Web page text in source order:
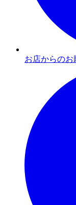
お店からの